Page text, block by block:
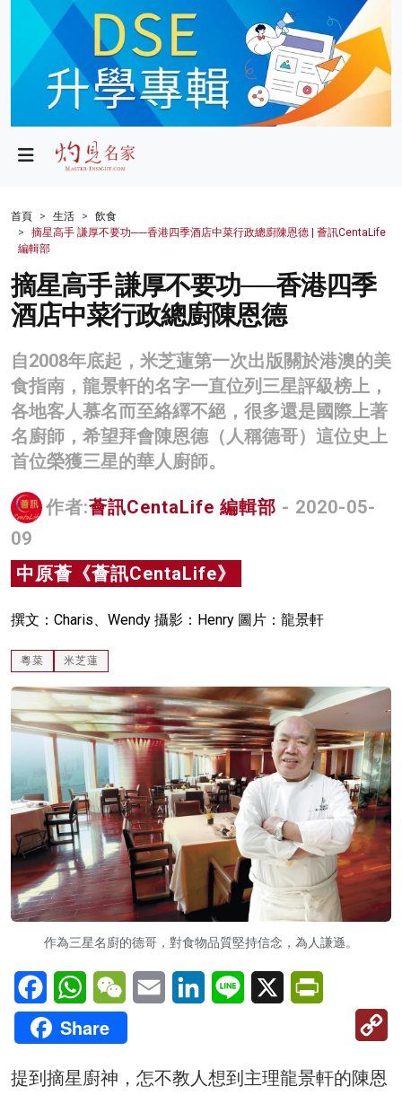
政局
財經
生活
健康
商業
科技
影片
名家榜
灼見活動
關於我們
首頁 生活
飲食
摘星高手 謙厚不要功──香港四季酒店中菜行政總廚陳恩德 | 薈訊CentaLife
編輯部
摘星高手 謙厚不要功──香港四季
酒店中菜行政總廚陳恩德
自2008年底起，米芝蓮第一次出版關於港澳的美
食指南，龍景軒的名字一直位列三星評級榜上，
各地客人慕名而至絡繹不絕，很多還是國際上著
名廚師，希望拜會陳恩德（人稱德哥）這位史上
首位榮獲三星的華人廚師。
作者:薈訊CentaLife 編輯部 - 2020-05-
09
中原薈《薈訊CentaLife》
撰文：Charis、Wendy 攝影：Henry 圖片：龍景軒
粵菜 米芝蓮
作為三星名廚的德哥，對食物品質堅持信念，為人謙遜。
FacebookWhatsAppWeChatEmail LinkedInLine X
Share
提到摘星廚神，怎不教人想到主理龍景軒的陳恩